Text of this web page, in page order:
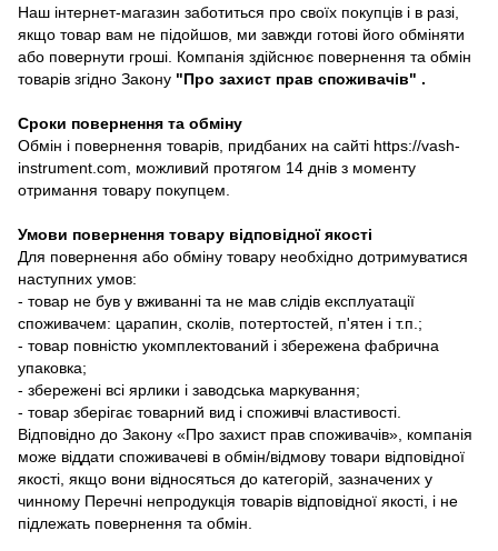
Наш інтернет-магазин заботиться про своїх покупців і в разі,
якщо товар вам не підойшов, ми завжди готові його обміняти
або повернути гроші. Компанія здійснює повернення та обмін
товарів згідно Закону "Про захист прав споживачів" .
Сроки повернення та обміну
Обмін і повернення товарів, придбаних на сайті https://vash-
instrument.com, можливий протягом 14 днів з моменту
отримання товару покупцем.
Умови повернення товару відповідної якості
Для повернення або обміну товару необхідно дотримуватися
наступних умов:
- товар не був у вживанні та не мав слідів експлуатації
споживачем: царапин, сколів, потертостей, п'ятен і т.п.;
- товар повністю укомплектований і збережена фабрична
упаковка;
- збережені всі ярлики і заводська маркування;
- товар зберігає товарний вид і споживчі властивості.
Відповідно до Закону «Про захист прав споживачів», компанія
може віддати споживачеві в обмін/відмову товари відповідної
якості, якщо вони відносяться до категорій, зазначених у
чинному Перечні непродукція товарів відповідної якості, і не
підлежать повернення та обмін.